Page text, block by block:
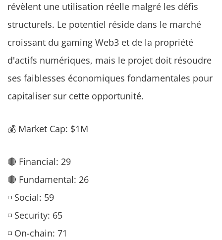
révèlent une utilisation réelle malgré les défis
structurels. Le potentiel réside dans le marché
croissant du gaming Web3 et de la propriété
d'actifs numériques, mais le projet doit résoudre
ses faiblesses économiques fondamentales pour
capitaliser sur cette opportunité.
💰 Market Cap: $1M
🔴 Financial: 29
🔴 Fundamental: 26
◽ Social: 59
◽ Security: 65
◽ On-chain: 71